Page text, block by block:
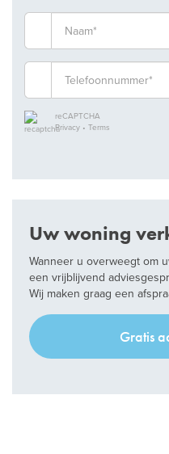
reCAPTCHA
Privacy • Terms
Uw woning
Wanneer u overweegt om
een vrijblijvend
Wij maken graag een
Gratis